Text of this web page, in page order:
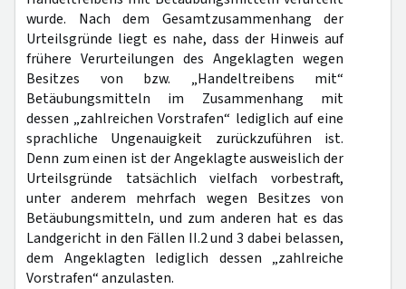
wurde. Nach dem Gesamtzusammenhang der
Urteilsgründe liegt es nahe, dass der Hinweis auf
frühere Verurteilungen des Angeklagten wegen
Besitzes von bzw. „Handeltreibens mit“
Betäubungsmitteln im Zusammenhang mit
dessen „zahlreichen Vorstrafen“ lediglich auf eine
sprachliche Ungenauigkeit zurückzuführen ist.
Denn zum einen ist der Angeklagte ausweislich der
Urteilsgründe tatsächlich vielfach vorbestraft,
unter anderem mehrfach wegen Besitzes von
Betäubungsmitteln, und zum anderen hat es das
Landgericht in den Fällen II.2 und 3 dabei belassen,
dem Angeklagten lediglich dessen „zahlreiche
Vorstrafen“ anzulasten.